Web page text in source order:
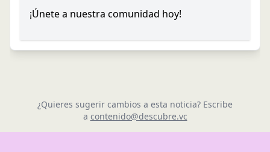
¡Únete a nuestra comunidad hoy!
¿Quieres sugerir cambios a esta noticia? Escribe
a contenido@descubre.vc